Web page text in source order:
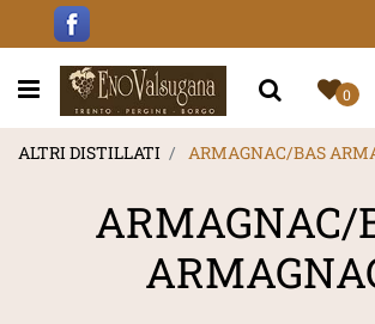
Open menu 0
ALTRI DISTILLATI ARMAGNAC/BAS
ARMAGNAC/